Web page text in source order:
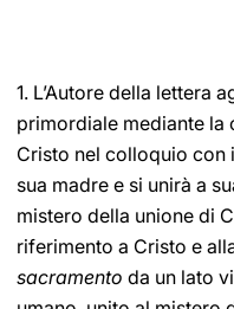
1. L’Autore della lettera
primordiale mediante la
Cristo nel colloquio con
sua madre e si unirà a
mistero della unione di
riferimento a Cristo e
sacramento da un lato